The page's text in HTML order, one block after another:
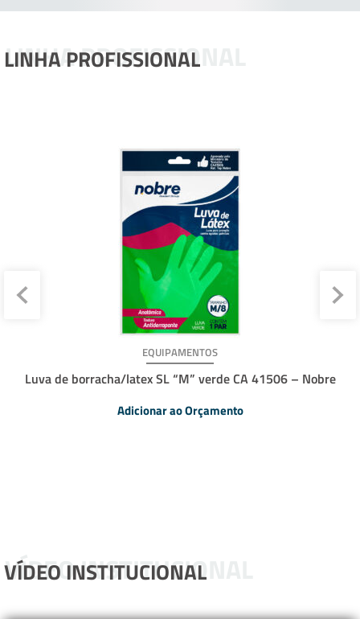
LINHA PROFISSIONAL
LINHA PROFISSIONAL
EQUIPAMENTOS
Luva de borracha/latex SL “M” verde CA 41506 – Nobre
Adicionar ao Orçamento
VÍDEO INSTITUCIONAL
VÍDEO INSTITUCIONAL